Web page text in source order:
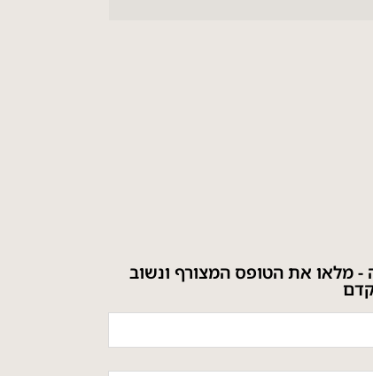
- מלאו את הטופס המצורף ונשוב